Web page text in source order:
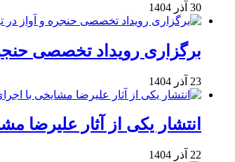
30 آذر 1404
برگزاری رویداد تخصصی
23 آذر 1404
انتشار یکی از آثار علیرضا
22 آذر 1404